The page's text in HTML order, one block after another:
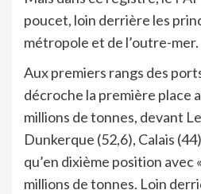
poucet, loin derrière les
métropole et de l’outre-mer.
Aux premiers rangs des
décroche la première place
millions de tonnes, devant
Dunkerque (52,6), Calais
qu’en dixième position avec
millions de tonnes. Loin